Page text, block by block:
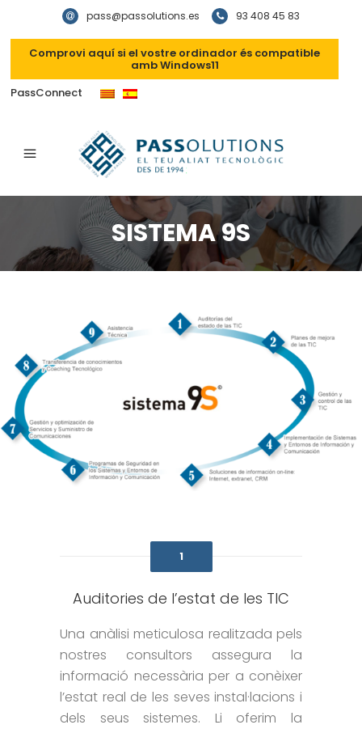
pass@passolutions.es 93 408 45 83
Comprovi aquí si el vostre ordinador és compatible
amb Windows11
PassConnect
SISTEMA 9S
1
Auditories de l’estat de les TIC
Una anàlisi meticulosa realitzada pels
nostres consultors assegura la
informació necessària per a conèixer
l’estat real de les seves instal·lacions i
dels seus sistemes. Li oferim la